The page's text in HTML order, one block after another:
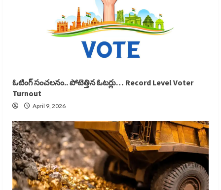
ఓటింగ్ సంచలనం.. పోటెత్తిన ఓటర్లు… Record Level Voter
Turnout
April 9, 2026